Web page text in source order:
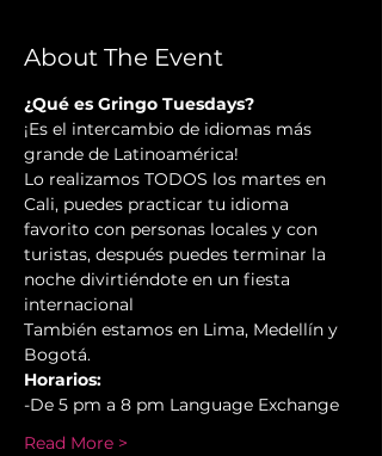
About The Event
¿Qué es Gringo Tuesdays?
¡Es el intercambio de idiomas más
grande de Latinoamérica!
Lo realizamos TODOS los martes en
Cali, puedes practicar tu idioma
favorito con personas locales y con
turistas, después puedes terminar la
noche divirtiéndote en un fiesta
internacional
También estamos en Lima, Medellín y
Bogotá.
Horarios:
-De 5 pm a 8 pm Language Exchange
Read More >